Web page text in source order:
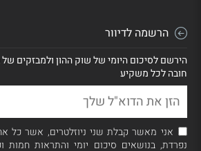
הרשמה לדיוור
הירשם לסיכום היומי של שוק ההון ולמבזקים של
חובה לכל משקיע
אני מאשר קבלת שני ניוזלטרים, אשר כל
נפרדת, בנושאים סיכום יומי והתראות חמות